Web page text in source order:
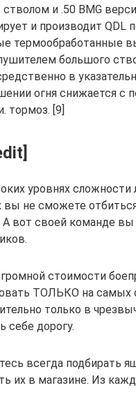
стволом и .50 BMG
и производит QDL
термообработанные
большого
в
огня снижается с
тормоз. [9]
уровнях сложности
вы не сможете
А вот своей команде
стоимости
ТОЛЬКО на самых
только в
себе дорогу.
всегда подбирать
их в магазине. Из